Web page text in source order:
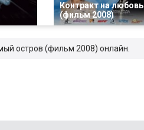
Контракт на любовь
(фильм 2008)
остров (фильм 2008) онлайн.